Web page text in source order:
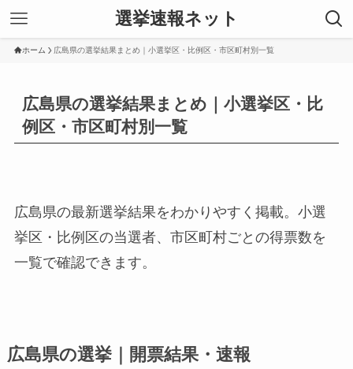
選挙速報ネット
ホーム 広島県の選挙結果まとめ｜小選挙区・比例区・市区町村別一覧
広島県の選挙結果まとめ｜小選挙区・比
例区・市区町村別一覧
広島県の最新選挙結果をわかりやすく掲載。小選
挙区・比例区の当選者、市区町村ごとの得票数を
一覧で確認できます。
広島県の選挙｜開票結果・速報